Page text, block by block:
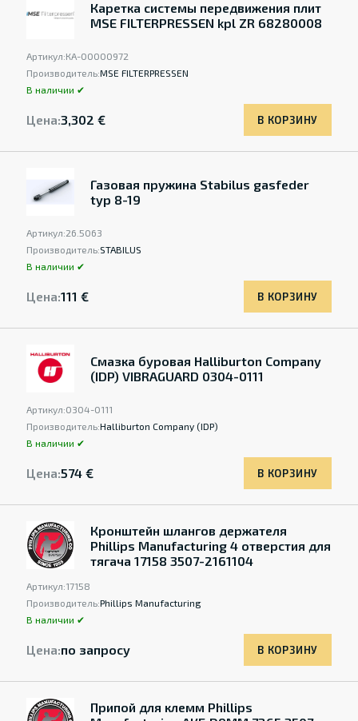
Каретка системы передвижения плит
MSE FILTERPRESSEN kpl ZR 68280008
Артикул:КА-00000972
Производитель:MSE FILTERPRESSEN
В наличии ✔
Цена:3,302 € В КОРЗИНУ
Газовая пружина Stabilus gasfeder
typ 8-19
Артикул:26.5063
Производитель:STABILUS
В наличии ✔
Цена:111 € В КОРЗИНУ
Смазка буровая Halliburton Company
(IDP) VIBRAGUARD 0304-0111
Артикул:0304-0111
Производитель:Halliburton Company (IDP)
В наличии ✔
Цена:574 € В КОРЗИНУ
Кронштейн шлангов держателя
Phillips Manufacturing 4 отверстия для
тягача 17158 3507-2161104
Артикул:17158
Производитель:Phillips Manufacturing
В наличии ✔
Цена:по запросу В КОРЗИНУ
Припой для клемм Phillips